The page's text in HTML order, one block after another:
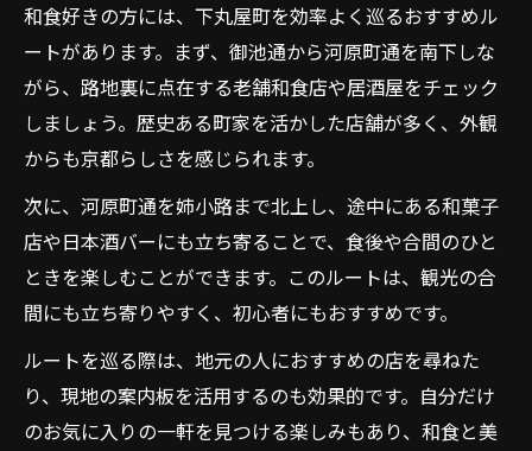
和食好きの方には、下丸屋町を効率よく巡るおすすめル
ートがあります。まず、御池通から河原町通を南下しな
がら、路地裏に点在する老舗和食店や居酒屋をチェック
しましょう。歴史ある町家を活かした店舗が多く、外観
からも京都らしさを感じられます。
次に、河原町通を姉小路まで北上し、途中にある和菓子
店や日本酒バーにも立ち寄ることで、食後や合間のひと
ときを楽しむことができます。このルートは、観光の合
間にも立ち寄りやすく、初心者にもおすすめです。
ルートを巡る際は、地元の人におすすめの店を尋ねた
り、現地の案内板を活用するのも効果的です。自分だけ
のお気に入りの一軒を見つける楽しみもあり、和食と美